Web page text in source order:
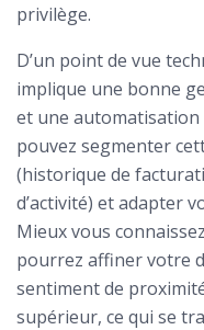
privilège.
D’un point de vue
implique une bonne
et une automatisation
pouvez segmenter
(historique de
d’activité) et adapter
Mieux vous
pourrez affiner votre
sentiment de
supérieur, ce qui se